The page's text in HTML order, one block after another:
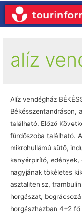
alíz
Alíz vendégház
Békésszentandráson,
található. Előző
fürdőszoba található.
mikrohullámú sütő,
kenyérpirító,
nagyjának tökéletes
asztalitenisz,
horgászat,
horgászházban 4+2